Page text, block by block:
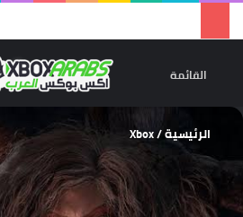
القائمة
الرئيسية/
Xbox